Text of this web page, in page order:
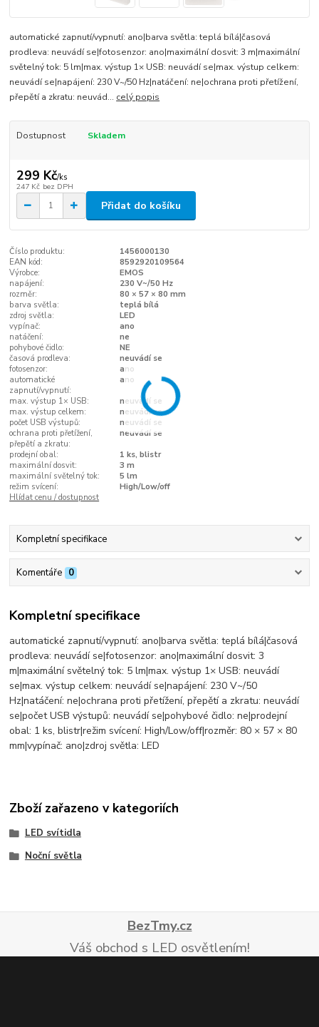
automatické zapnutí/vypnutí: ano|barva světla: teplá bílá|časová
prodleva: neuvádí se|fotosenzor: ano|maximální dosvit: 3 m|maximální
světelný tok: 5 lm|max. výstup 1× USB: neuvádí se|max. výstup celkem:
neuvádí se|napájení: 230 V~/50 Hz|natáčení: ne|ochrana proti přetížení,
přepětí a zkratu: neuvád... celý popis
Dostupnost Skladem
299 Kč/ks
247 Kč bez DPH
Přidat do košíku
Číslo produktu:
1456000130
EAN kód:
8592920109564
Výrobce:
EMOS
napájení:
230 V~/50 Hz
rozměr:
80 × 57 × 80 mm
barva světla:
teplá bílá
zdroj světla:
LED
vypínač:
ano
natáčení:
ne
pohybové čidlo:
NE
časová prodleva:
neuvádí se
fotosenzor:
ano
automatické
zapnutí/vypnutí:
ano
max. výstup 1× USB:
neuvádí se
max. výstup celkem:
neuvádí se
počet USB výstupů:
neuvádí se
ochrana proti přetížení,
přepětí a zkratu:
neuvádí se
prodejní obal:
1 ks, blistr
maximální dosvit:
3 m
maximální světelný tok:
5 lm
režim svícení:
High/Low/off
Hlídat cenu / dostupnost
Kompletní specifikace
Komentáře 0
Kompletní specifikace
automatické zapnutí/vypnutí: ano|barva světla: teplá bílá|časová
prodleva: neuvádí se|fotosenzor: ano|maximální dosvit: 3
m|maximální světelný tok: 5 lm|max. výstup 1× USB: neuvádí
se|max. výstup celkem: neuvádí se|napájení: 230 V~/50
Hz|natáčení: ne|ochrana proti přetížení, přepětí a zkratu: neuvádí
se|počet USB výstupů: neuvádí se|pohybové čidlo: ne|prodejní
obal: 1 ks, blistr|režim svícení: High/Low/off|rozměr: 80 × 57 × 80
mm|vypínač: ano|zdroj světla: LED
Zboží zařazeno v kategoriích
LED svítidla
Noční světla
BezTmy.cz
Váš obchod s LED osvětlením!